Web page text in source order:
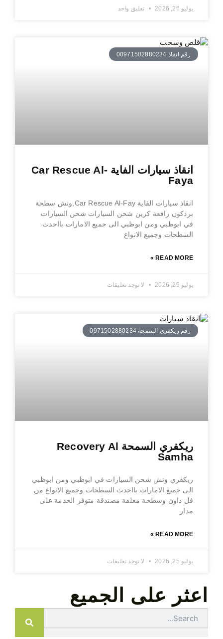
يوليو 26, 2026 تعليق واحد
رقم انقاذ 00971502880234
انقاذ سيارات الفاية Car Rescue Al-
Faya
انقاذ سيارات الفاية Car Rescue Al-Fay,ونش سطحة
بردكون رافعة كرين شحن السيارات شحن السيارات
في ابوظبي ومن ابوظبي الى جميع الامارات بااحدث
السطحات وجميع الانواع
READ MORE »
يوليو 25, 2026 لا توجد تعليقات
رقم ريكفري السمحة 0971502880234
ريكفري السمحة Recovery Al
Samha
ريكفري ونش شحن السيارات في ابوظبي ومن ابوظبي
الى جميع الامارات بااحدث السطحات وجميع الانواع من
فل داون وسطحة مغلقة مصندقة متوفر الخدمة على
مدار
READ MORE »
يوليو 25, 2026 لا توجد تعليقات
اعثر على الجميع